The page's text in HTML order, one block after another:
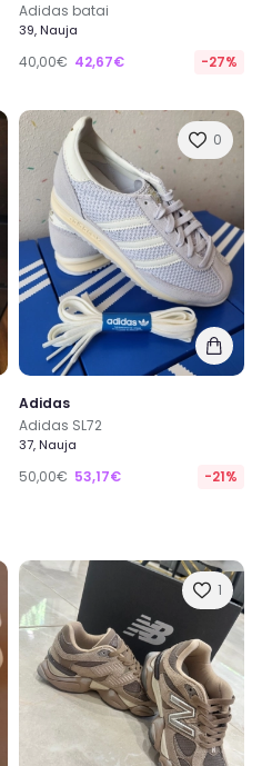
Adidas batai
39, Nauja
40,00€ 42,67€ -27%
0
Adidas
Adidas SL72
37, Nauja
50,00€ 53,17€ -21%
1